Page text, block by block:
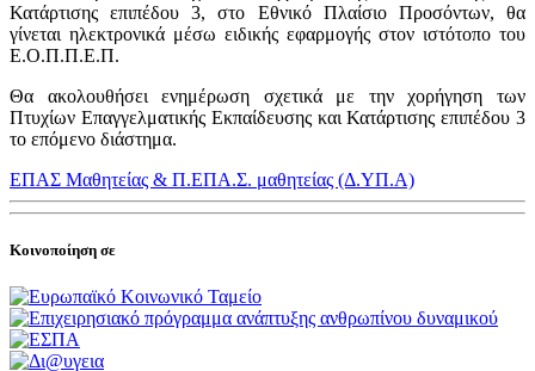
Κατάρτισης επιπέδου 3, στο Εθνικό Πλαίσιο Προσόντων, θα
γίνεται ηλεκτρονικά μέσω ειδικής εφαρμογής στον ιστότοπο του
Ε.Ο.Π.Π.Ε.Π.
Θα ακολουθήσει ενημέρωση σχετικά με την χορήγηση των
Πτυχίων Επαγγελματικής Εκπαίδευσης και Κατάρτισης επιπέδου 3
το επόμενο διάστημα.
ΕΠΑΣ Μαθητείας & Π.ΕΠΑ.Σ. μαθητείας (Δ.ΥΠ.Α)
Κοινοποίηση σε